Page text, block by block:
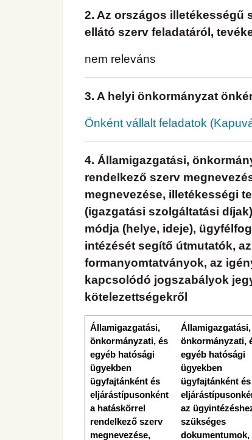
2. Az országos illetékességű
ellátó szerv feladatáról,
nem releváns
3. A helyi önkormányzat
Önként vállalt feladatok
4. Államigazgatási,
rendelkező szerv
megnevezése, illetékességi
(igazgatási szolgáltatási
módja (helye, ideje),
intézését segítő útmutatók,
formanyomtatványok, az
kapcsolódó jogszabályok
kötelezettségekről
Államigazgatási,
önkormányzati, és
egyéb hatósági
ügyekben
ügyfajtánként és
eljárástípusonként
a hatáskörrel
rendelkező szerv
megnevezése,
Államigazgatási,
önkormányzati,
egyéb hatósági
ügyekben
ügyfajtánként és
az
szükséges
dokumentumok,